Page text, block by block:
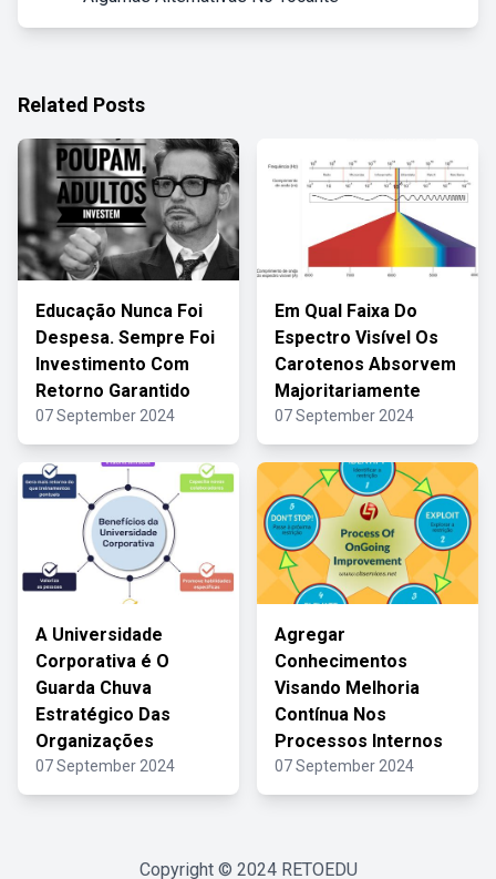
Related Posts
Educação Nunca Foi
Despesa. Sempre Foi
Investimento Com
Retorno Garantido
07 September 2024
Em Qual Faixa Do
Espectro Visível Os
Carotenos Absorvem
Majoritariamente
07 September 2024
A Universidade
Corporativa é O
Guarda Chuva
Estratégico Das
Organizações
07 September 2024
Agregar
Conhecimentos
Visando Melhoria
Contínua Nos
Processos Internos
07 September 2024
Copyright © 2024 RETOEDU